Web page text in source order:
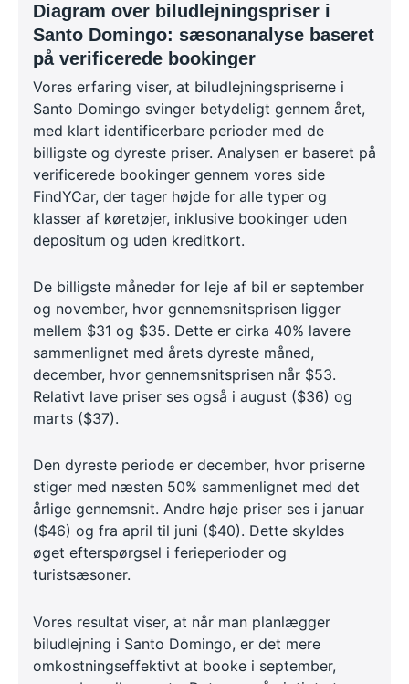
Diagram over biludlejningspriser i
Santo Domingo: sæsonanalyse baseret
på verificerede bookinger
Vores erfaring viser, at biludlejningspriserne i
Santo Domingo svinger betydeligt gennem året,
med klart identificerbare perioder med de
billigste og dyreste priser. Analysen er baseret på
verificerede bookinger gennem vores side
FindYCar, der tager højde for alle typer og
klasser af køretøjer, inklusive bookinger uden
depositum og uden kreditkort.
De billigste måneder for leje af bil er september
og november, hvor gennemsnitsprisen ligger
mellem $31 og $35. Dette er cirka 40% lavere
sammenlignet med årets dyreste måned,
december, hvor gennemsnitsprisen når $53.
Relativt lave priser ses også i august ($36) og
marts ($37).
Den dyreste periode er december, hvor priserne
stiger med næsten 50% sammenlignet med det
årlige gennemsnit. Andre høje priser ses i januar
($46) og fra april til juni ($40). Dette skyldes
øget efterspørgsel i ferieperioder og
turistsæsoner.
Vores resultat viser, at når man planlægger
biludlejning i Santo Domingo, er det mere
omkostningseffektivt at booke i september,